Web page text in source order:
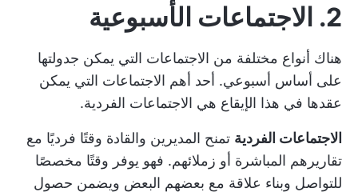
2. الاجتماعات الأسبوعية
هناك أنواع مختلفة من الاجتماعات التي يمكن جدولتها
على أساس أسبوعي. أحد أهم الاجتماعات التي يمكن
عقدها في هذا الإيقاع هي الاجتماعات الفردية.
الاجتماعات الفردية تمنح المديرين والقادة وقتًا فرديًا مع
تقاريرهم المباشرة أو زملائهم. فهو يوفر وقتًا مخصصًا
للتواصل وبناء علاقة مع بعضهم البعض ويضمن حصول